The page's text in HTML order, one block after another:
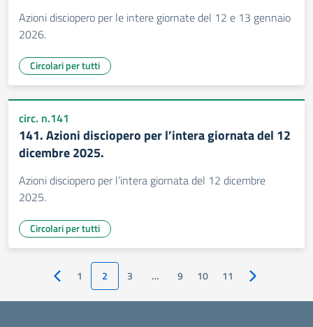
Azioni disciopero per le intere giornate del 12 e 13 gennaio
2026.
Circolari per tutti
circ. n.141
141. Azioni disciopero per l’intera giornata del 12
dicembre 2025.
Azioni disciopero per l’intera giornata del 12 dicembre
2025.
Circolari per tutti
Pagina precedente
1 2 3 … 9 10 11 Pagina